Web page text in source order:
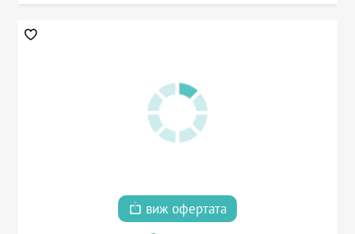
виж офертата